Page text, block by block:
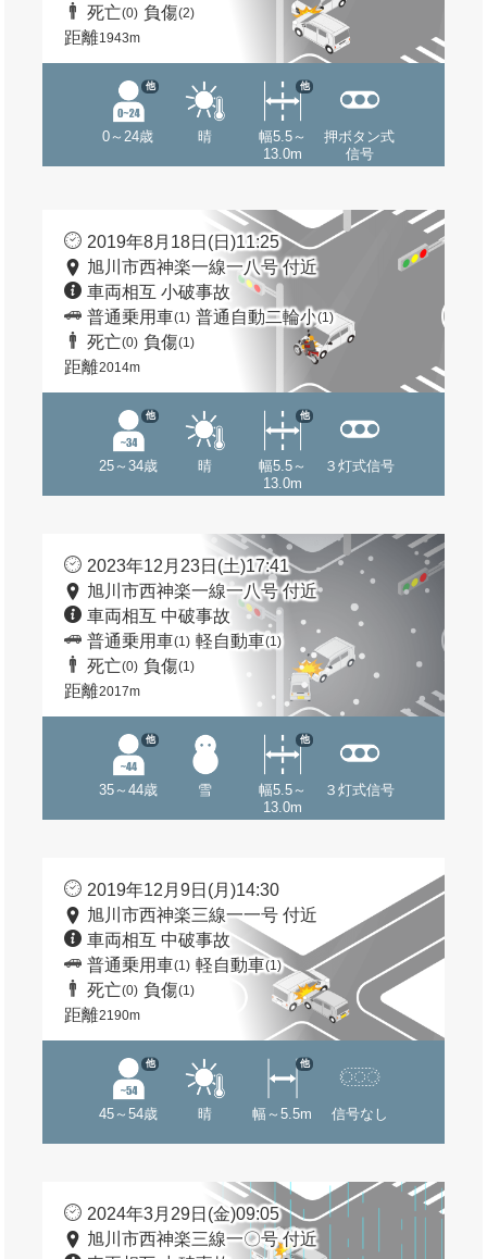
死亡(0) 負傷(2)
距離1943m
0～24歳
他
晴
幅5.5～
13.0m
他
押ボタン式
信号
2019年8月18日(日)11:25
旭川市西神楽一線一八号 付近
車両相互 小破事故
普通乗用車(1) 普通自動二輪小(1)
死亡(0) 負傷(1)
距離2014m
25～34歳
他
晴
幅5.5～
13.0m
他
３灯式信号
2023年12月23日(土)17:41
旭川市西神楽一線一八号 付近
車両相互 中破事故
普通乗用車(1) 軽自動車(1)
死亡(0) 負傷(1)
距離2017m
35～44歳
他
雪
幅5.5～
13.0m
他
３灯式信号
2019年12月9日(月)14:30
旭川市西神楽三線一一号 付近
車両相互 中破事故
普通乗用車(1) 軽自動車(1)
死亡(0) 負傷(1)
距離2190m
45～54歳
他
晴 幅～5.5m
他
信号なし
2024年3月29日(金)09:05
旭川市西神楽三線一〇号 付近